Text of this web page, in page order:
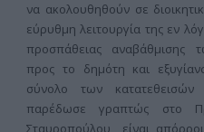
να ακολουθηθούν σε
εύρυθμη λειτουργία της εν
προσπάθειας αναβάθμισης
προς το δημότη και
σύνολο των
παρέδωσε γραπτώς στο
Σταυροπούλου είναι